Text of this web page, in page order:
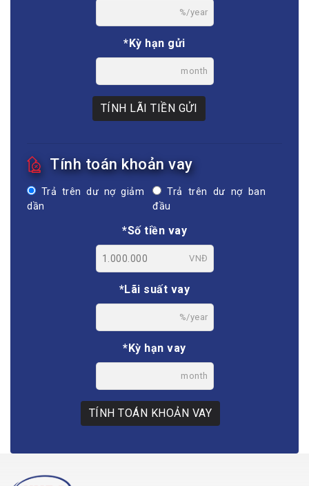
%/year
*Kỳ hạn gửi
month
TÍNH LÃI TIỀN GỬI
Tính toán khoản vay
Trả trên dư nợ giảm
dần
Trả trên dư nợ ban
đầu
*Số tiền vay
VNĐ
*Lãi suất vay
%/year
*Kỳ hạn vay
month
TÍNH TOÁN KHOẢN VAY